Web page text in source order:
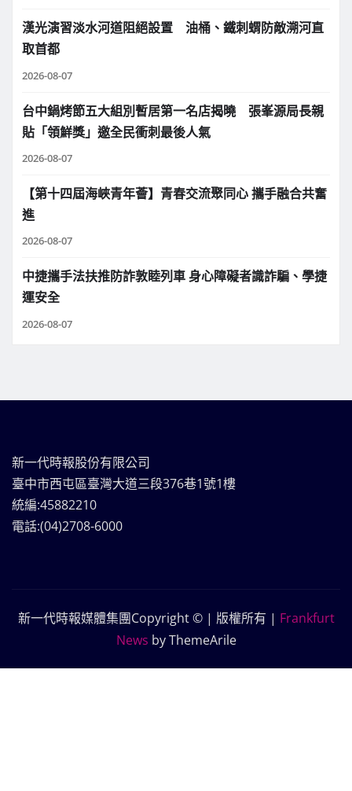
漢光演習淡水河道阻絕設置 油桶、鐵刺蝟防敵溯河直
取首都
2026-08-07
台中鍋烤節五大組別暫居第一名店揭曉 張峯源局長親
貼「領鮮獎」邀全民衝刺最後人氣
2026-08-07
【第十四屆海峽青年薈】青春交流聚同心 攜手融合共奮
進
2026-08-07
中捷攜手法扶推防詐敦睦列車 身心障礙者識詐騙、學捷
運安全
2026-08-07
新一代時報股份有限公司
臺中市西屯區臺灣大道三段376巷1號1樓
統編:45882210
電話:(04)2708-6000
新一代時報媒體集團Copyright © | 版權所有 | Frankfurt
News by ThemeArile